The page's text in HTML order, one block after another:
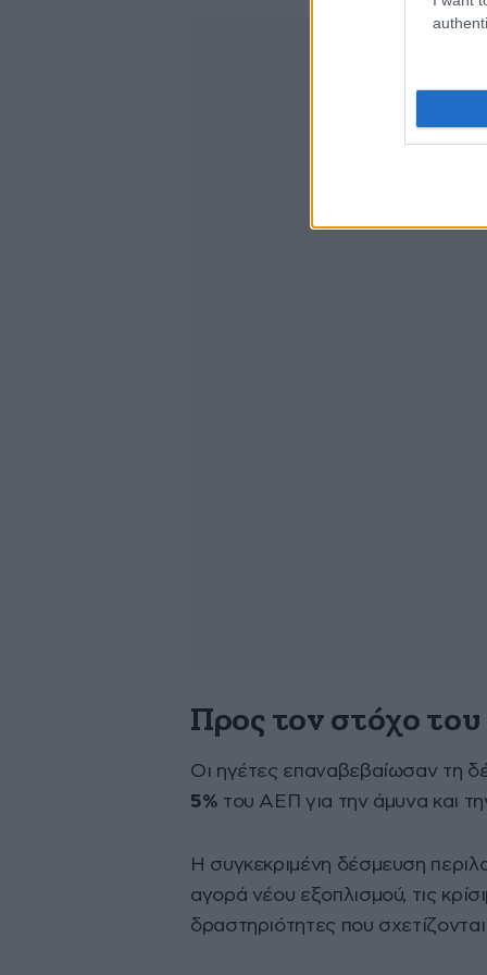
Προς τον στόχο του
Οι ηγέτες επαναβεβαίωσαν τη
5% του ΑΕΠ για την άμυνα και
Η συγκεκριμένη δέσμευση
αγορά νέου εξοπλισμού, τις
δραστηριότητες που